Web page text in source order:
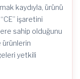
kaydıyla, ürünü
işaretini
sahip olduğunu
ürünlerin
yetkili